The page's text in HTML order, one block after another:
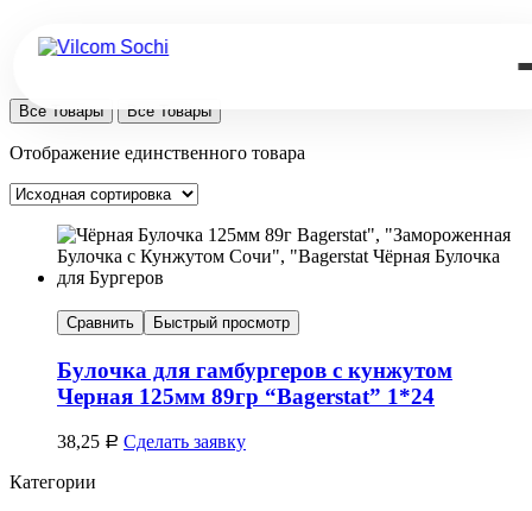
Все Товары Все Товары
Отображение единственного товара
Сравнить Быстрый просмотр
Булочка для гамбургеров с кунжутом
Черная 125мм 89гр “Bagerstat” 1*24
38,25 Р Сделать заявку
Категории